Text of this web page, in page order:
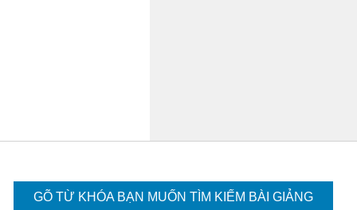
GÕ TỪ KHÓA BẠN MUỐN TÌM KIẾM BÀI GIẢNG